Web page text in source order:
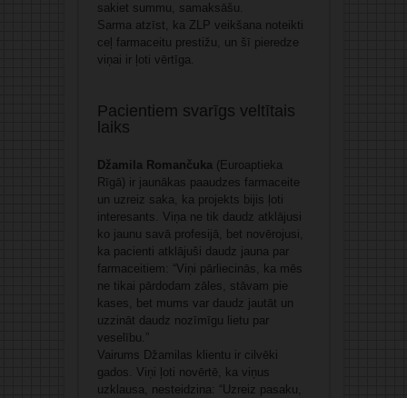
sakiet summu, samaksāšu.
Sarma atzīst, ka ZLP veikšana noteikti
ceļ farmaceitu prestižu, un šī pieredze
viņai ir ļoti vērtīga.
Pacientiem svarīgs veltītais
laiks
Džamila Romančuka(Euroaptieka
Rīgā) ir jaunākas paaudzes farmaceite
un uzreiz saka, ka projekts bijis ļoti
interesants. Viņa ne tik daudz atklājusi
ko jaunu savā profesijā, bet novērojusi,
ka pacienti atklājuši daudz jauna par
farmaceitiem: “Viņi pārliecinās, ka mēs
ne tikai pārdodam zāles, stāvam pie
kases, bet mums var daudz jautāt un
uzzināt daudz nozīmīgu lietu par
veselību.”
Vairums Džamilas klientu ir cilvēki
gados. Viņi ļoti novērtē, ka viņus
uzklausa, nesteidzina: “Uzreiz pasaku,